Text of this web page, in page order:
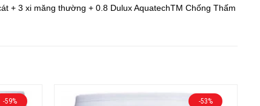
+ 3 xi măng thường + 0.8 Dulux AquatechTM Chống Thấm
-59% -53%